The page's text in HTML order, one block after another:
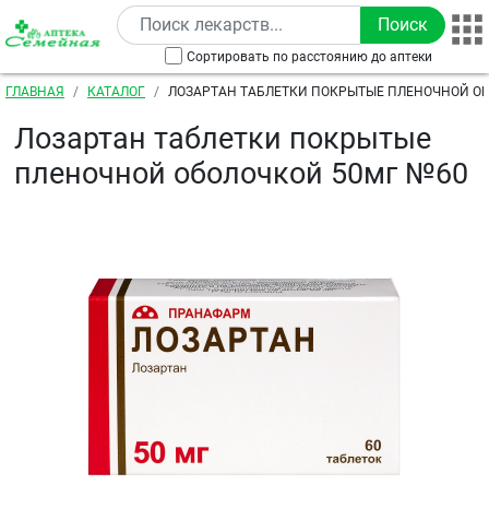
Перейти к основному содержанию
Сортировать по расстоянию до аптеки
Строка навигации
ГЛАВНАЯ КАТАЛОГ ЛОЗАРТАН ТАБЛЕТКИ ПОКРЫТЫЕ ПЛЕНОЧНОЙ
Лозартан таблетки покрытые
пленочной оболочкой 50мг №60